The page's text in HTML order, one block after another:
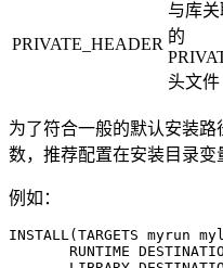
PRIVATE_HEADER
与库
的
头文件
为了符合一般的默认安装路
数，推荐配置在安装目录变
例如：
INSTALL(TARGETS myrun
RUNTIME